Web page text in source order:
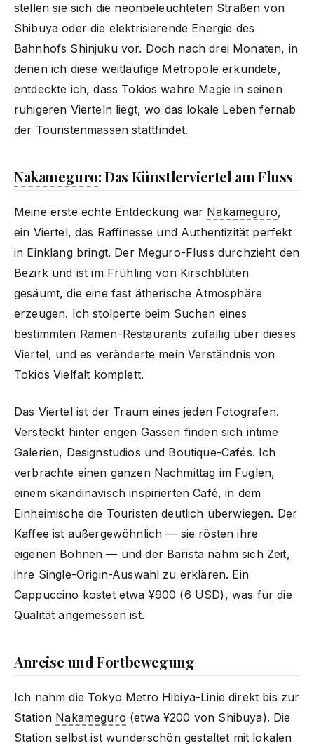
stellen sie sich die neonbeleuchteten Straßen von
Shibuya oder die elektrisierende Energie des
Bahnhofs Shinjuku vor. Doch nach drei Monaten, in
denen ich diese weitläufige Metropole erkundete,
entdeckte ich, dass Tokios wahre Magie in seinen
ruhigeren Vierteln liegt, wo das lokale Leben fernab
der Touristenmassen stattfindet.
Nakameguro: Das Künstlerviertel am Fluss
Meine erste echte Entdeckung war Nakameguro,
ein Viertel, das Raffinesse und Authentizität perfekt
in Einklang bringt. Der Meguro-Fluss durchzieht den
Bezirk und ist im Frühling von Kirschblüten
gesäumt, die eine fast ätherische Atmosphäre
erzeugen. Ich stolperte beim Suchen eines
bestimmten Ramen-Restaurants zufällig über dieses
Viertel, und es veränderte mein Verständnis von
Tokios Vielfalt komplett.
Das Viertel ist der Traum eines jeden Fotografen.
Versteckt hinter engen Gassen finden sich intime
Galerien, Designstudios und Boutique-Cafés. Ich
verbrachte einen ganzen Nachmittag im Fuglen,
einem skandinavisch inspirierten Café, in dem
Einheimische die Touristen deutlich überwiegen. Der
Kaffee ist außergewöhnlich — sie rösten ihre
eigenen Bohnen — und der Barista nahm sich Zeit,
ihre Single-Origin-Auswahl zu erklären. Ein
Cappuccino kostet etwa ¥900 (6 USD), was für die
Qualität angemessen ist.
Anreise und Fortbewegung
Ich nahm die Tokyo Metro Hibiya-Linie direkt bis zur
Station Nakameguro (etwa ¥200 von Shibuya). Die
Station selbst ist wunderschön gestaltet mit lokalen